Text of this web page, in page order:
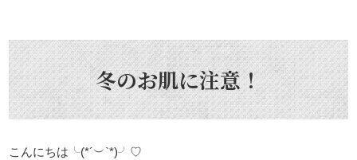
冬のお肌に注意！
こんにちは╰(*´︶`*)╯♡